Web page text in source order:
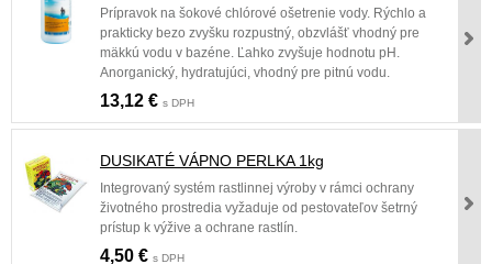
Prípravok na šokové chlórové ošetrenie vody. Rýchlo a
prakticky bezo zvyšku rozpustný, obzvlášť vhodný pre
mäkkú vodu v bazéne. Ľahko zvyšuje hodnotu pH.
Anorganický, hydratujúci, vhodný pre pitnú vodu.
13,12 € s DPH
DUSIKATÉ VÁPNO PERLKA 1kg
Integrovaný systém rastlinnej výroby v rámci ochrany
životného prostredia vyžaduje od pestovateľov šetrný
prístup k výžive a ochrane rastlín.
4,50 € s DPH